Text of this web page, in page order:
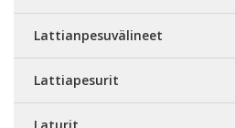
Lattianpesuvälineet
Lattiapesurit